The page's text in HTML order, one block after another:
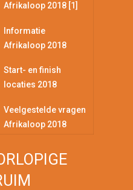
Afrikaloop 2018 [1]
Informatie
Afrikaloop 2018
Start- en finish
locaties 2018
Veelgestelde vragen
Afrikaloop 2018